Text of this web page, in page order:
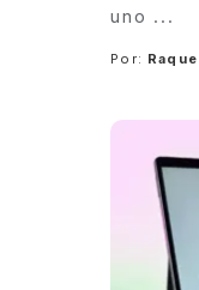
uno ...
Posted
Por: